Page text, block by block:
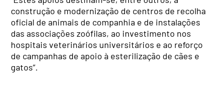
construção e modernização de centros de recolha
oficial de animais de companhia e de instalações
das associações zoófilas, ao investimento nos
hospitais veterinários universitários e ao reforço
de campanhas de apoio à esterilização de cães e
gatos”.